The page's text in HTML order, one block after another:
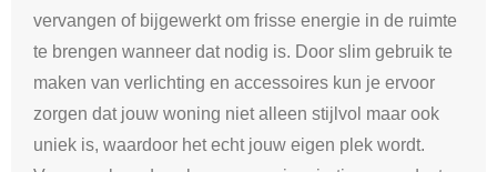
vervangen of bijgewerkt om frisse energie in de ruimte
te brengen wanneer dat nodig is. Door slim gebruik te
maken van verlichting en accessoires kun je ervoor
zorgen dat jouw woning niet alleen stijlvol maar ook
uniek is, waardoor het echt jouw eigen plek wordt.